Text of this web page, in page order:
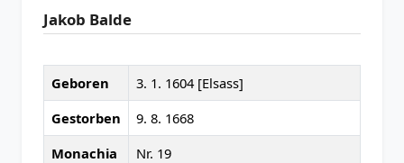
Jakob Balde
Geboren
3. 1. 1604 [Elsass]
Gestorben
9. 8. 1668
Monachia
Nr. 19